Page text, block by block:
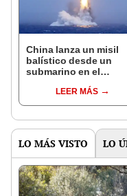
China lanza un misil
balístico desde un
submarino en el
preocupación de
Australia, Japón y
LEER MÁS
LO MÁS VISTO LO